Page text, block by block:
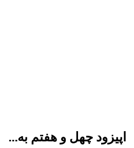
اپیزود چهل و هفتم به...